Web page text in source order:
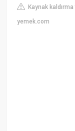
Kaynak
yemek.com